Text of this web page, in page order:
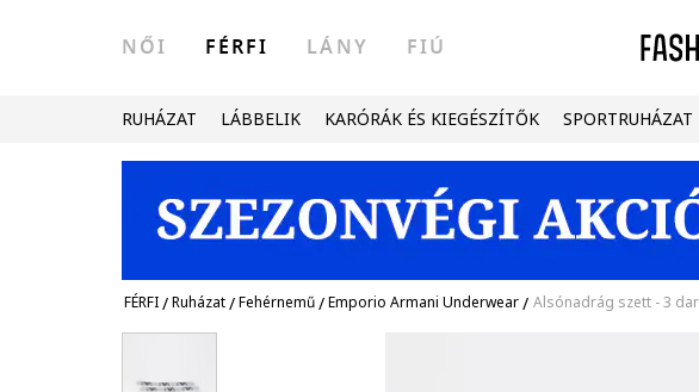
NŐI FÉRFI LÁNY FIÚ
RUHÁZAT LÁBBELIK KARÓRÁK ÉS KIEGÉSZÍTŐK SPORTRUHÁZAT
FÉRFI/Ruházat/Fehérnemű/Emporio Armani Underwear/ Alsónadrág szett - 3